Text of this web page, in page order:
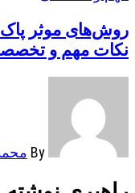
روش‌های موثر پاک
نکات مهم و